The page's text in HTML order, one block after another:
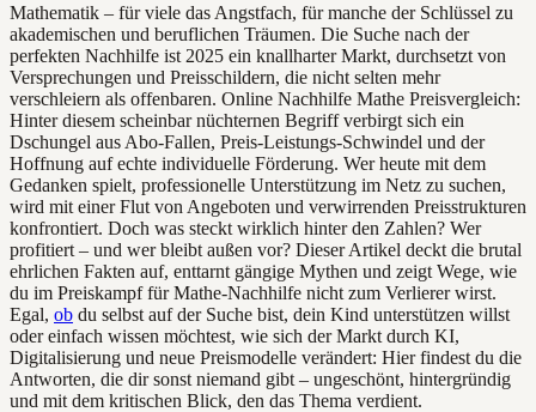
Mathematik – für viele das Angstfach, für manche der Schlüssel zu
akademischen und beruflichen Träumen. Die Suche nach der
perfekten Nachhilfe ist 2025 ein knallharter Markt, durchsetzt von
Versprechungen und Preisschildern, die nicht selten mehr
verschleiern als offenbaren. Online Nachhilfe Mathe Preisvergleich:
Hinter diesem scheinbar nüchternen Begriff verbirgt sich ein
Dschungel aus Abo-Fallen, Preis-Leistungs-Schwindel und der
Hoffnung auf echte individuelle Förderung. Wer heute mit dem
Gedanken spielt, professionelle Unterstützung im Netz zu suchen,
wird mit einer Flut von Angeboten und verwirrenden Preisstrukturen
konfrontiert. Doch was steckt wirklich hinter den Zahlen? Wer
profitiert – und wer bleibt außen vor? Dieser Artikel deckt die brutal
ehrlichen Fakten auf, enttarnt gängige Mythen und zeigt Wege, wie
du im Preiskampf für Mathe-Nachhilfe nicht zum Verlierer wirst.
Egal, ob du selbst auf der Suche bist, dein Kind unterstützen willst
oder einfach wissen möchtest, wie sich der Markt durch KI,
Digitalisierung und neue Preismodelle verändert: Hier findest du die
Antworten, die dir sonst niemand gibt – ungeschönt, hintergründig
und mit dem kritischen Blick, den das Thema verdient.